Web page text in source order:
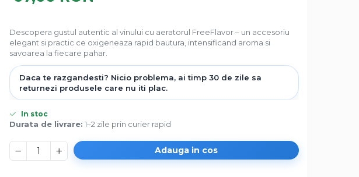
Descopera gustul autentic al vinului cu aeratorul FreeFlavor – un accesoriu
elegant si practic ce oxigeneaza rapid bautura, intensificand aroma si
savoarea la fiecare pahar.
In stoc
Durata de livrare: 1–2 zile prin curier rapid
Adauga in cos